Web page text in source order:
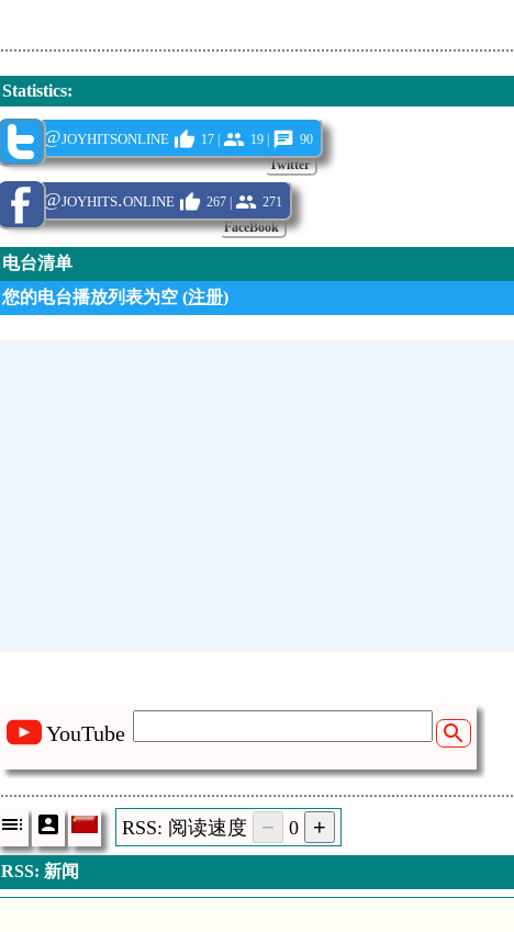
Statistics:
Twitter
@joyhitsonline 17 | 19 | 90
FaceBook
@joyhits.online 267 | 271
电台清单
您的电台播放列表为空 (注册)
YouTube
RSS: 阅读速度 0
RSS: 新闻